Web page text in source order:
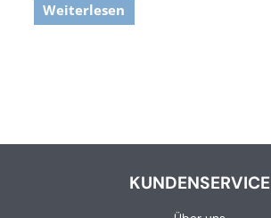
Weiterlesen
KUNDENSERVICE